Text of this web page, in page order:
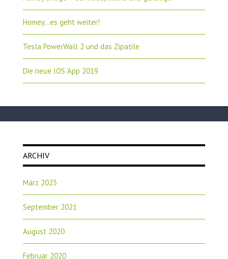
Homey…es geht weiter!
Tesla PowerWall 2 und das Zipatile
Die neue IOS App 2019
ARCHIV
März 2023
September 2021
August 2020
Februar 2020